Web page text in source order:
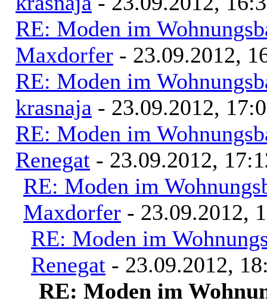
RE: Moden im
Maxdorfer - 23.09.2012,
RE: Moden im
krasnaja - 23.09.2012,
RE: Moden im
Renegat - 23.09.2012,
RE: Moden im
Maxdorfer - 23.09.2012,
RE: Moden im
Renegat - 23.09.2012,
RE: Moden im